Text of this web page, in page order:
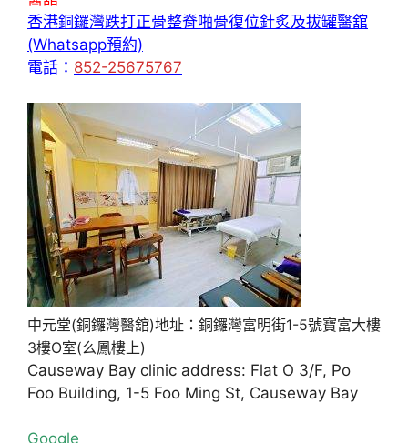
香港銅鑼灣跌打正骨整脊啪骨復位針炙及拔罐醫舘
(Whatsapp預約)
電話： 852-25675767
中元堂(銅鑼灣醫舘)地址：銅鑼灣富明街1-5號寶富大樓
3樓O室(么鳳樓上)
Causeway Bay clinic address: Flat O 3/F, Po
Foo Building, 1-5 Foo Ming St, Causeway Bay
Google